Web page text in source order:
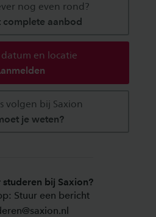
nog even rond?
complete aanbod
datum en locatie
volgen bij Saxion
je weten?
bij Saxion?
Stuur een bericht